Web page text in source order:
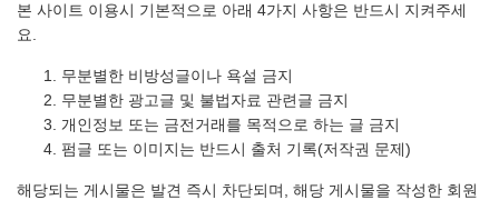
본 사이트 이용시 기본적으로 아래 4가지 사항은 반드시 지켜주세
요.
무분별한 비방성글이나 욕설 금지
무분별한 광고글 및 불법자료 관련글 금지
개인정보 또는 금전거래를 목적으로 하는 글 금지
펌글 또는 이미지는 반드시 출처 기록(저작권 문제)
해당되는 게시물은 발견 즉시 차단되며, 해당 게시물을 작성한 회원